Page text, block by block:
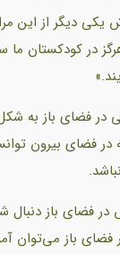
دیگر از این
در کودکستان
در فضای باز
در فضای بیرون
فضای باز دنبال
فضای باز می‌توان